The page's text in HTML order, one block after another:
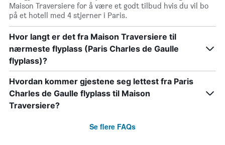
Maison Traversiere for å være et godt tilbud hvis du vil bo
på et hotell med 4 stjerner i Paris.
Hvor langt er det fra Maison Traversiere til
nærmeste flyplass (Paris Charles de Gaulle
flyplass)?
Hvordan kommer gjestene seg lettest fra Paris
Charles de Gaulle flyplass til Maison
Traversiere?
Se flere FAQs